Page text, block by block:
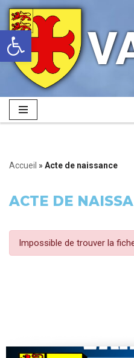
Ouvrir la barre d’outils
Aller
au
contenu
Accueil » Acte de naissance
ACTE DE
Impossible de trouver la